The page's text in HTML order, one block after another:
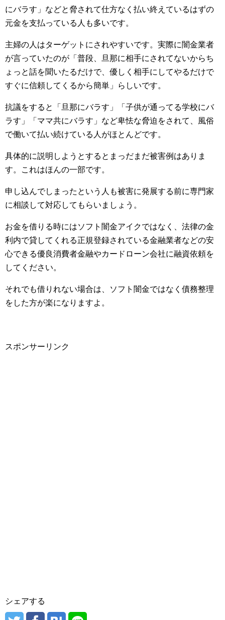
にバラす」などと脅されて仕方なく払い終えているはずの
元金を支払っている人も多いです。
主婦の人はターゲットにされやすいです。実際に闇金業者
が言っていたのが「普段、旦那に相手にされてないからち
ょっと話を聞いたるだけで、優しく相手にしてやるだけで
すぐに信頼してくるから簡単」らしいです。
抗議をすると「旦那にバラす」「子供が通ってる学校にバ
ラす」「ママ共にバラす」など卑怯な脅迫をされて、風俗
で働いて払い続けている人がほとんどです。
具体的に説明しようとするとまっだまだ被害例はありま
す。これはほんの一部です。
申し込んでしまったという人も被害に発展する前に専門家
に相談して対応してもらいましょう。
お金を借りる時にはソフト闇金アイクではなく、法律の金
利内で貸してくれる正規登録されている金融業者などの安
心できる優良消費者金融やカードローン会社に融資依頼を
してください。
それでも借りれない場合は、ソフト闇金ではなく債務整理
をした方が楽になりますよ。
スポンサーリンク
シェアする